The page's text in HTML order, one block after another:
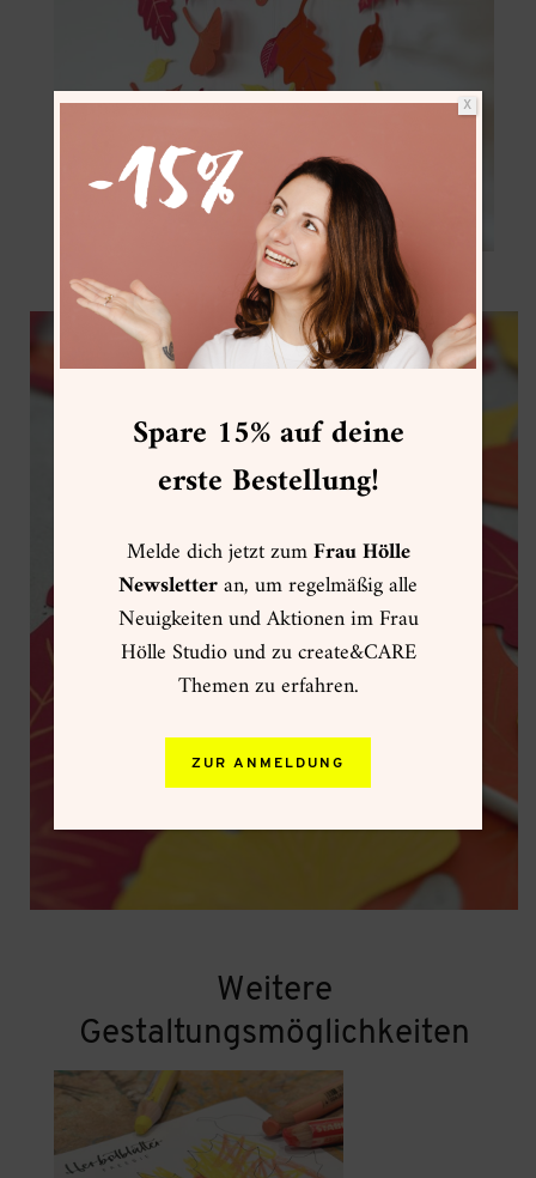
Weitere
Gestaltungsmöglichkeiten
Spare 15% auf deine
erste Bestellung!
Melde dich jetzt zumFrau Hölle
Newsletteran, um regelmäßig alle
Neuigkeiten und Aktionen im Frau
Hölle Studio und zu create&CARE
Themen zu erfahren.
ZUR ANMELDUNG
X